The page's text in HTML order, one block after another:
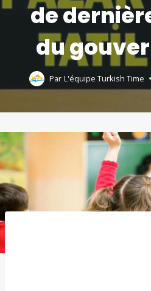
de
du
Par L'équipe Turkish Time